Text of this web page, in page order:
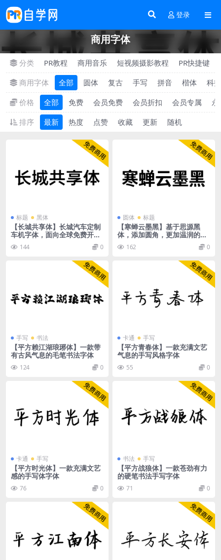
登录
商用字体
分类 PR教程 商用音乐 短视频摄影教程 PR快捷键
商用字体
全部 圆体 复古 手写 拼音 楷体
科技
价格
全部 免费 会员免费 会员折扣 会员专属
排序
最新 热度 点赞 收藏 更新 随机
标题 黑体
【长城共享体】长城汽车定制
车机字体，面向全球免费开放
144 0
圆体 标题
【寒蝉云墨黑】基于思源黑
体，添加圆角，更加温润的黑
162 0
手写 书法
【平方赖江湖琅琊体】一款带
有古风气息的毛笔书法字体
124 0
卡通 手写
【平方青春体】一款充满文艺
气息的手写风格字体
55 0
卡通 手写
【平方时光体】一款充满文艺
感的手写体字体
76 0
书法 手写
【平方战狼体】一款苍劲有力
的硬笔书法手写字体
71 0